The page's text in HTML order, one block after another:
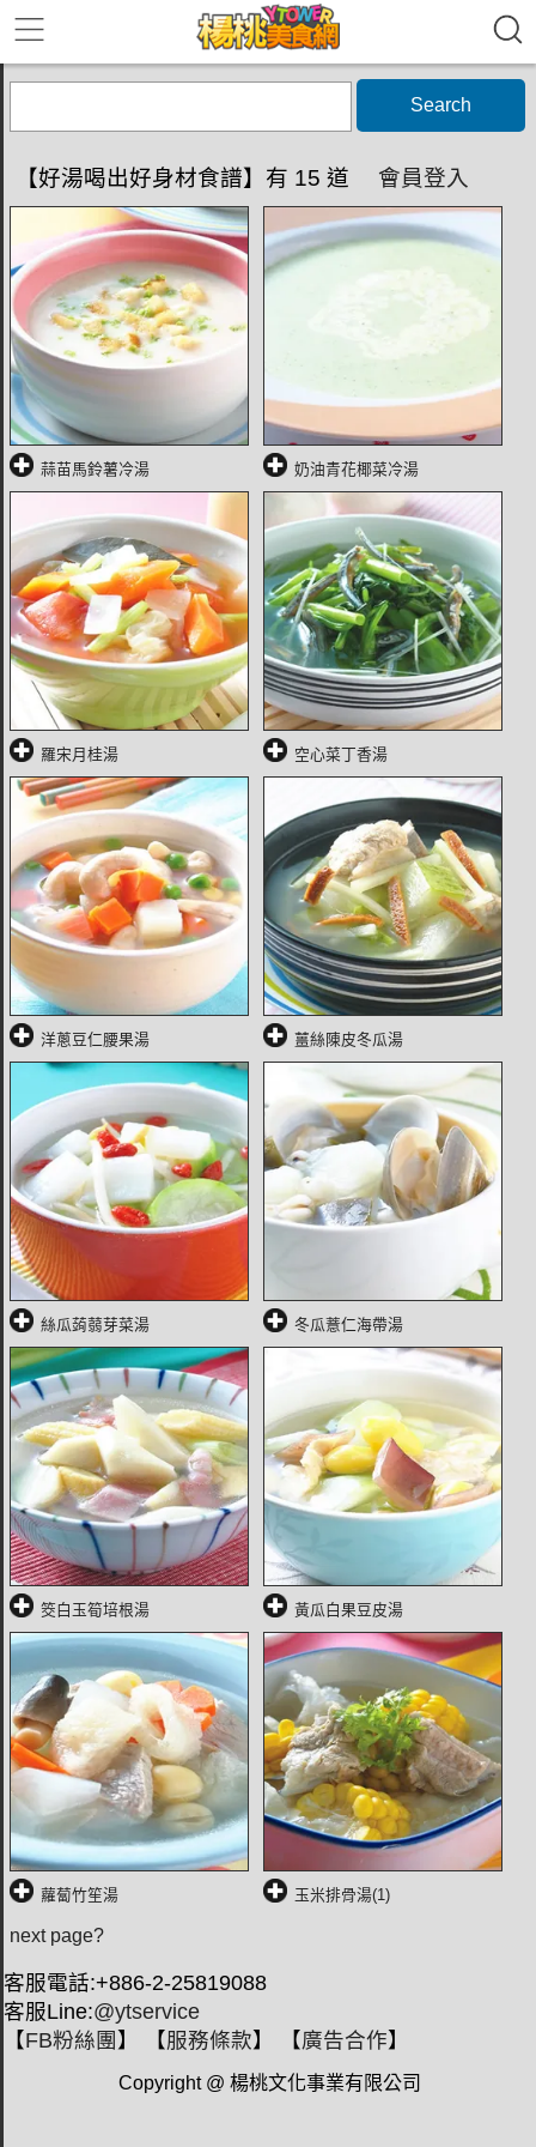
Search
【好湯喝出好身材食譜】有 15 道 會員登入
蒜苗馬鈴薯冷湯 奶油青花椰菜冷湯
羅宋月桂湯 空心菜丁香湯
洋蔥豆仁腰果湯 薑絲陳皮冬瓜湯
絲瓜蒟蒻芽菜湯 冬瓜薏仁海帶湯
筊白玉筍培根湯 黃瓜白果豆皮湯
蘿蔔竹笙湯 玉米排骨湯(1)
next page?
客服電話:+886-2-25819088
客服Line:@ytservice
【FB粉絲團 】 【服務條款】 【廣告合作】
Copyright @ 楊桃文化事業有限公司